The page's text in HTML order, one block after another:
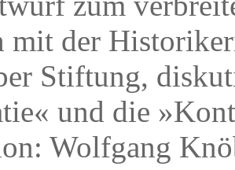
mit der
Stiftung,
und die
Wolfgang